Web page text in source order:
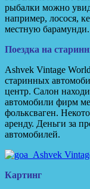
рыбалки можно
например, лосося,
местную барамунди.
Поездка на
Ashvek Vintage
старинных
центр. Салон
автомобили фирм
фольксваген.
аренду. Деньги за
автомобилей.
Картинг